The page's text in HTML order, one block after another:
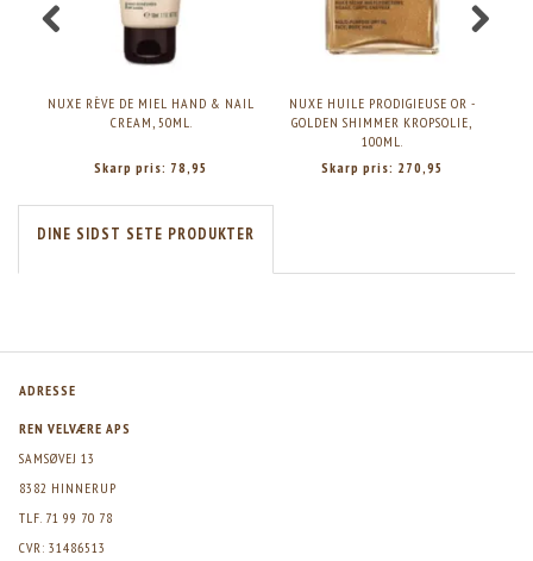
NUXE RÈVE DE MIEL HAND & NAIL
CREAM, 50ML.
Skarp pris: 78,95
NUXE HUILE PRODIGIEUSE OR -
GOLDEN SHIMMER KROPSOLIE,
100ML.
Skarp pris: 270,95
DINE SIDST SETE PRODUKTER
ADRESSE
REN VELVÆRE APS
SAMSØVEJ 13
8382 HINNERUP
TLF. 71 99 70 78
CVR: 31486513